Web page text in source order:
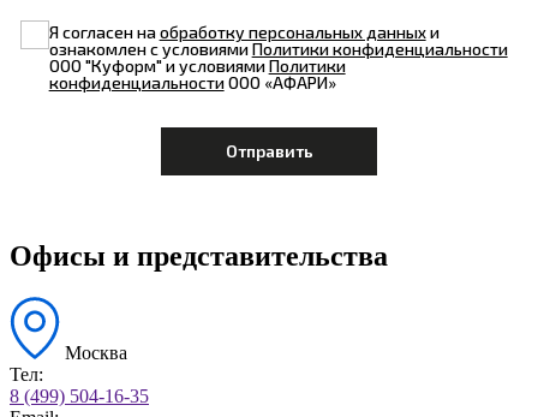
Я согласен наобработку персональных данныхи
ознакомлен с условиямиПолитики конфиденциальности
ООО "Куформ" и условиямиПолитики
конфиденциальностиООО «АФАРИ»
Офисы и представительства
Москва
Тел:
8 (499) 504-16-35